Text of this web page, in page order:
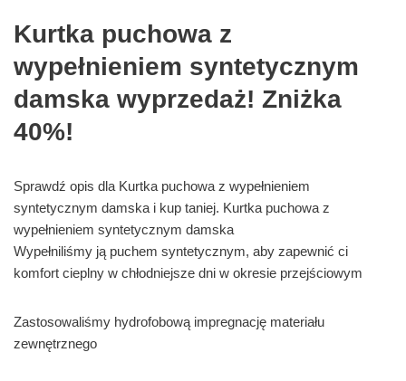
Kurtka puchowa z
wypełnieniem syntetycznym
damska wyprzedaż! Zniżka
40%!
Sprawdź opis dla Kurtka puchowa z wypełnieniem
syntetycznym damska i kup taniej. Kurtka puchowa z
wypełnieniem syntetycznym damska
Wypełniliśmy ją puchem syntetycznym, aby zapewnić ci
komfort cieplny w chłodniejsze dni w okresie przejściowym
Zastosowaliśmy hydrofobową impregnację materiału
zewnętrznego